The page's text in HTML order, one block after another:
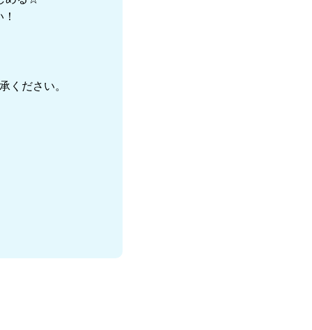
ください。